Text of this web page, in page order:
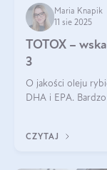
Maria Knapik
11 sie 2025
TOTOX –
3
O jakości oleju
DHA i EPA.
CZYTAJ